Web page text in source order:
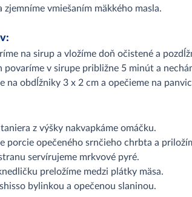
vmiešaním mäkkého masla.
na sirup a vložíme doň očistené a
povaríme v sirupe približne 5 minút a
na obdĺžniky 3 x 2 cm a opečieme na
z výšky nakvapkáme omáčku.
porcie opečeného srnčieho chrbta a
servírujeme mrkvové pyré.
preložíme medzi plátky mäsa.
bylinkou a opečenou slaninou.